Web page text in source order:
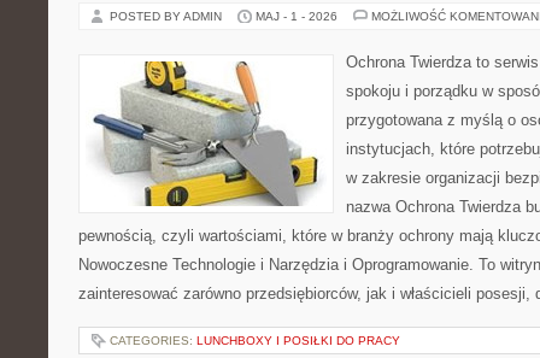
POSTED BY ADMIN MAJ - 1 - 2026 MOŻLIWOŚĆ
Ochrona Twierdza to
spokoju i porządku w
przygotowana z myślą o
instytucjach, które
w zakresie organizacji
nazwa Ochrona Twierdza
pewnością, czyli wartościami, które w branży ochrony mają
Nowoczesne Technologie i Narzędzia i Oprogramowanie. To
zainteresować zarówno przedsiębiorców, jak i właścicieli
CATEGORIES: LUNCHBOXY I POSIŁKI DO PRACY